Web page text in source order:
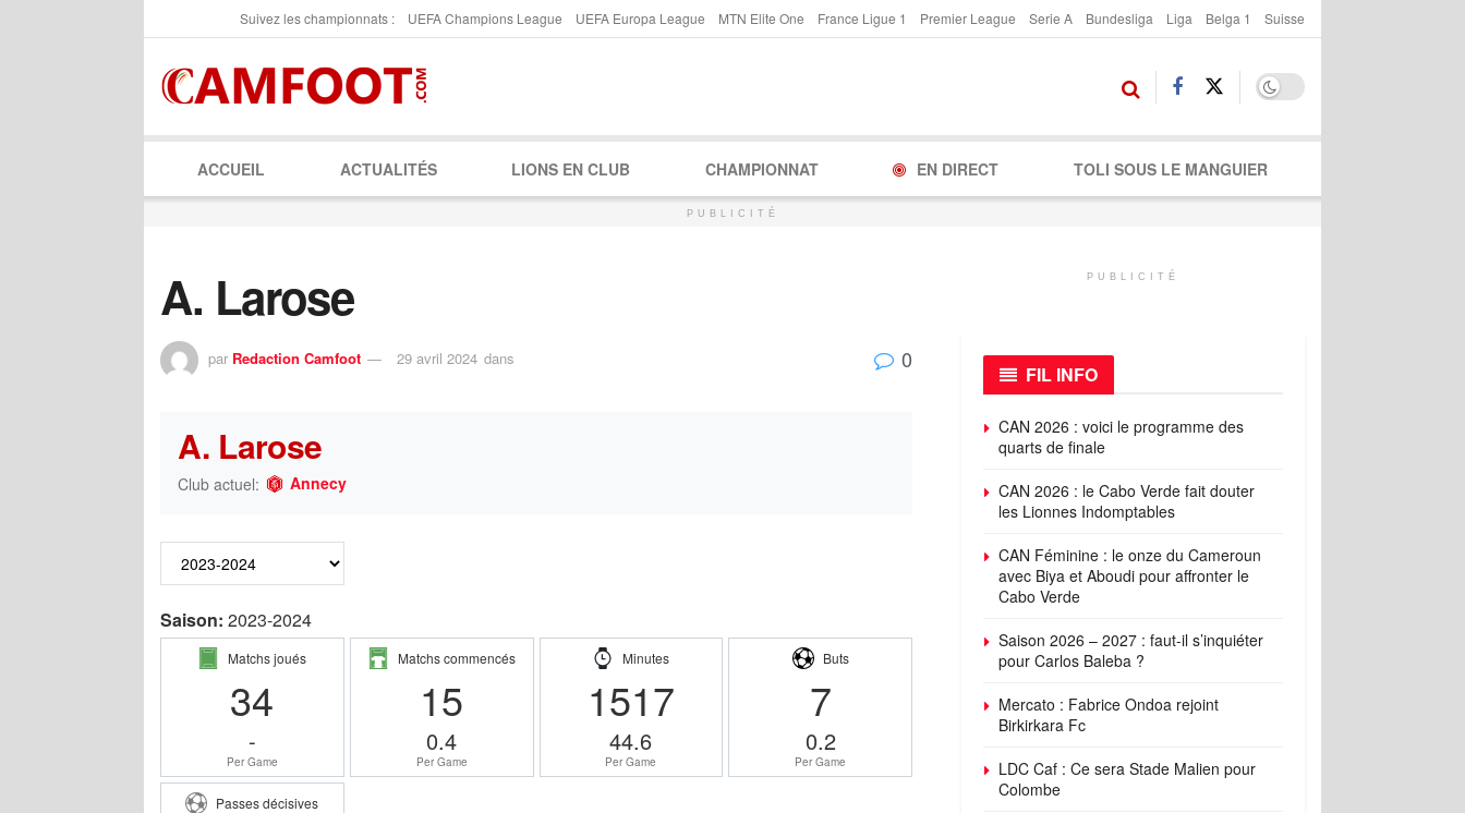
Suivez les championnats : UEFA Champions League UEFA Europa League MTN Elite One France Ligue 1 Premier League Serie A Bundesliga Liga Belga 1 Suisse
ACCUEIL ACTUALITÉS LIONS EN CLUB CHAMPIONNAT EN DIRECT TOLI SOUS LE MANGUIER
PUBLICITÉ
A. Larose
par Redaction Camfoot 29 avril 2024 dans 0
A. Larose
Club actuel: Annecy
Saison: 2023-2024
Matchs joués
34
-
Per Game
Matchs commencés
15
0.4
Per Game
Minutes
1517
44.6
Per Game
Buts
7
0.2
Per Game
Passes décisives
PUBLICITÉ
FIL INFO
CAN 2026 : voici le programme des
quarts de finale
CAN 2026 : le Cabo Verde fait douter
les Lionnes Indomptables
CAN Féminine : le onze du Cameroun
avec Biya et Aboudi pour affronter le
Cabo Verde
Saison 2026 – 2027 : faut-il s’inquiéter
pour Carlos Baleba ?
Mercato : Fabrice Ondoa rejoint
Birkirkara Fc
LDC Caf : Ce sera Stade Malien pour
Colombe